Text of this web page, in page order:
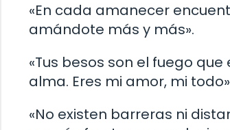
«En cada amanecer
amándote más y más».
«Tus besos son el fuego
alma. Eres mi amor, mi
«No existen barreras ni